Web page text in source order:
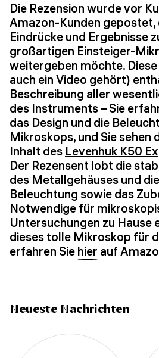
Die Rezension wurde vor
Amazon-Kunden gepostet,
Eindrücke und Ergebnisse
großartigen Einsteiger-
weitergeben möchte.
auch ein Video gehört)
Beschreibung aller
des Instruments – Sie
das Design und die
Mikroskops, und Sie sehen
Inhalt des Levenhuk K50
Der Rezensent lobt die
des Metallgehäuses und
Beleuchtung sowie das
Notwendige für
Untersuchungen zu Hause
dieses tolle Mikroskop für
erfahren Sie hier auf
Neueste Nachrichten